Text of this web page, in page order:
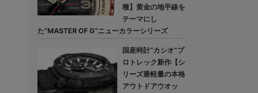
種】黄金の地平線を
テーマにし
た“MASTER OF G”ニューカラーシリーズ
国産時計“カシオ”プ
ロトレック新作【シ
リーズ最軽量の本格
アウトドアウオッ